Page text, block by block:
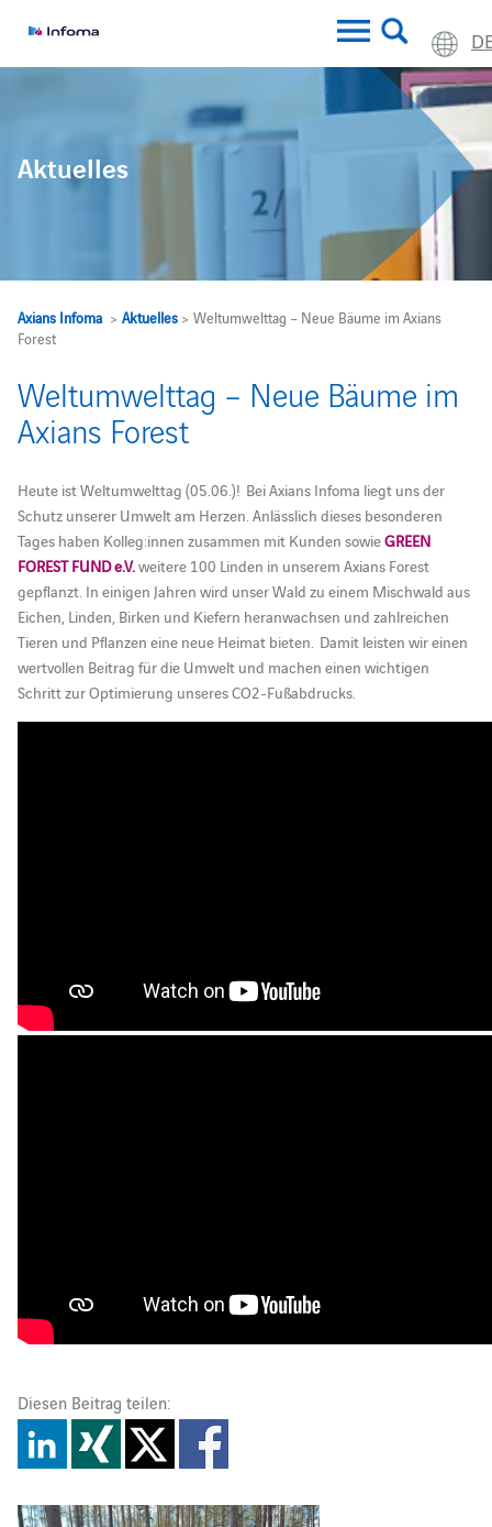
Aktuelles
Axians Infoma> Aktuelles> Weltumwelttag – Neue Bäume im Axians
Forest
Weltumwelttag – Neue Bäume im
Axians Forest
Heute ist Weltumwelttag (05.06.)! Bei Axians Infoma liegt uns der
Schutz unserer Umwelt am Herzen. Anlässlich dieses besonderen
Tages haben Kolleg:innen zusammen mit Kunden sowieGREEN
FOREST FUND e.V.weitere 100 Linden in unserem Axians Forest
gepflanzt. In einigen Jahren wird unser Wald zu einem Mischwald aus
Eichen, Linden, Birken und Kiefern heranwachsen und zahlreichen
Tieren und Pflanzen eine neue Heimat bieten. Damit leisten wir einen
wertvollen Beitrag für die Umwelt und machen einen wichtigen
Schritt zur Optimierung unseres CO2-Fußabdrucks.
Diesen Beitrag teilen: